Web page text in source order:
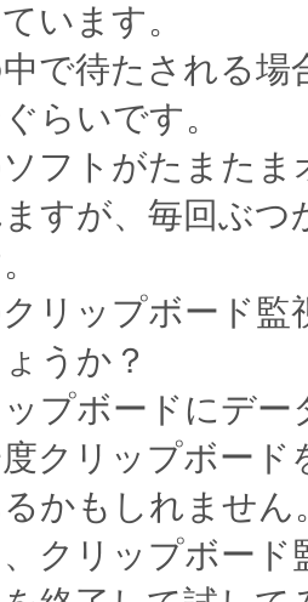
います。
で待たされる
らいです。
フトがたまた
すが、毎回ぶ
リップボード監
うか？
プボードにデ
クリップボー
かもしれません
、クリップボー